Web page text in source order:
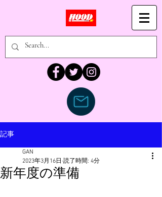
記事
新年度の準備
GAN
2023年3月16日 読了時間: 4分